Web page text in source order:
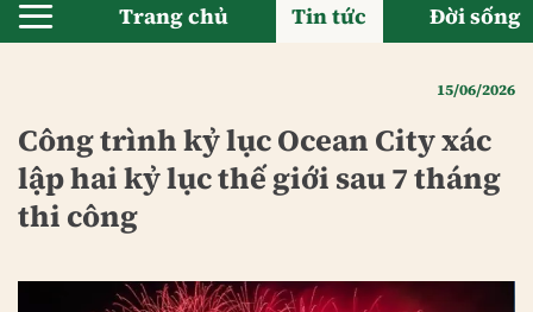
Trang chủ Tin tức Đời sống
15/06/2026
Công trình kỷ lục Ocean City xác
lập hai kỷ lục thế giới sau 7 tháng
thi công